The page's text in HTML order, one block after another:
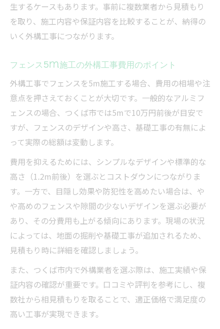
生するケースもあります。事前に複数業者から見積もり
を取り、施工内容や保証内容を比較することが、納得の
いく外構工事につながります。
フェンス5m施工の外構工事費用のポイント
外構工事でフェンスを5m施工する場合、費用の相場や注
意点を押さえておくことが大切です。一般的なアルミフ
ェンスの場合、つくば市では5mで10万円前後が目安で
すが、フェンスのデザインや高さ、基礎工事の有無によ
って実際の総額は変動します。
費用を抑えるためには、シンプルなデザインや標準的な
高さ（1.2m前後）を選ぶとコストダウンにつながりま
す。一方で、目隠し効果や防犯性を高めたい場合は、や
や高めのフェンスや隙間の少ないデザインを選ぶ必要が
あり、その分費用も上がる傾向にあります。現場の状況
によっては、地面の掘削や基礎工事が追加されるため、
見積もり時に詳細を確認しましょう。
また、つくば市内で外構業者を選ぶ際は、施工実績や保
証内容の確認が重要です。口コミや評判を参考にし、複
数社から相見積もりを取ることで、適正価格で満足度の
高い工事が実現できます。